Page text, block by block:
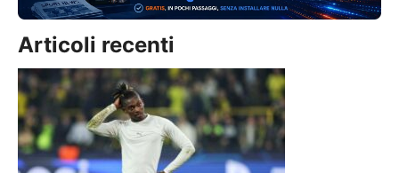
Articoli recenti